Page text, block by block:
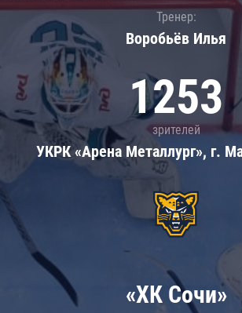
Тренер:
Воробьёв Илья
1253
зрителей
УКРК «Арена Металлург», г.
«ХК Сочи»